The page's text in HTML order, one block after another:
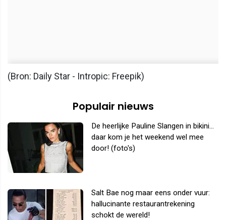
(Bron: Daily Star - Intropic: Freepik)
Populair nieuws
De heerlijke Pauline Slangen in bikini...
daar kom je het weekend wel mee
door! (foto's)
Salt Bae nog maar eens onder vuur:
hallucinante restaurantrekening
schokt de wereld!